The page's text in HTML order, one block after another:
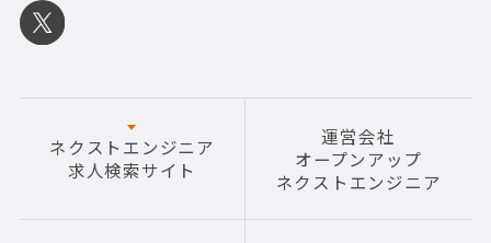
ネクストエンジニア
求人検索サイト
運営会社
オープンアップ
ネクストエンジニア